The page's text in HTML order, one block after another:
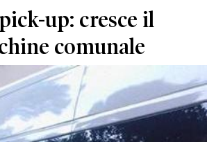
up: cresce il
comunale